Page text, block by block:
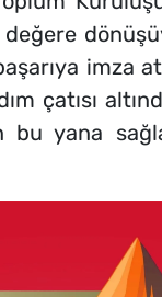
imza
çatısı
bu yana